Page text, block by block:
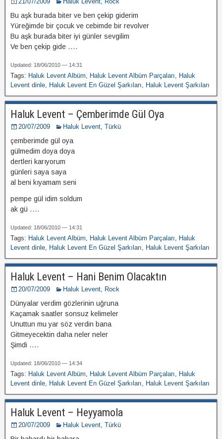
Bu aşk burada biter ve ben çekip giderim
Yüreğimde bir çocuk ve cebimde bir revolver
Bu aşk burada biter iyi günler sevgilim
Ve ben çekip gide ....
Updated: 18/06/2010 — 14:31
Tags: Haluk Levent Albüm, Haluk Levent Albüm Parçaları, Haluk
Levent dinle, Haluk Levent En Güzel Şarkıları, Haluk Levent Şarkıları
Haluk Levent – Çemberimde Gül Oya
20/07/2009 Haluk Levent, Türkü
çemberimde gül oya
gülmedim doya doya
dertleri karıyorum
günleri saya saya
al beni kıyamam seni
pempe gül idim soldum
ak gü ....
Updated: 18/06/2010 — 14:31
Tags: Haluk Levent Albüm, Haluk Levent Albüm Parçaları, Haluk
Levent dinle, Haluk Levent En Güzel Şarkıları, Haluk Levent Şarkıları
Haluk Levent – Hani Benim Olacaktın
20/07/2009 Haluk Levent, Rock
Dünyalar verdim gözlerinin uğruna
Kaçamak saatler sonsuz kelimeler
Unuttun mu yar söz verdin bana
Gitmeyecektin daha neler neler
Şimdi ....
Updated: 18/06/2010 — 14:34
Tags: Haluk Levent Albüm, Haluk Levent Albüm Parçaları, Haluk
Levent dinle, Haluk Levent En Güzel Şarkıları, Haluk Levent Şarkıları
Haluk Levent – Heyyamola
20/07/2009 Haluk Levent, Türkü